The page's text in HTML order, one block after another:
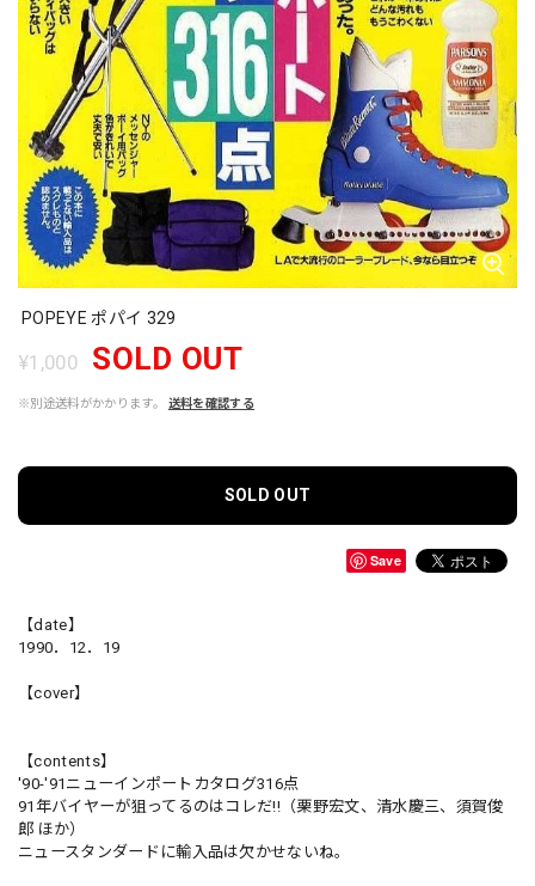
POPEYE ポパイ 329
¥1,000 SOLD OUT
※別途送料がかかります。 送料を確認する
SOLD OUT
Save
【date】
1990．12．19
【cover】
【contents】
'90-'91ニューインポートカタログ316点
91年バイヤーが狙ってるのはコレだ!!（栗野宏文、清水慶三、須賀俊
郎 ほか）
ニュースタンダードに輸入品は欠かせないね。